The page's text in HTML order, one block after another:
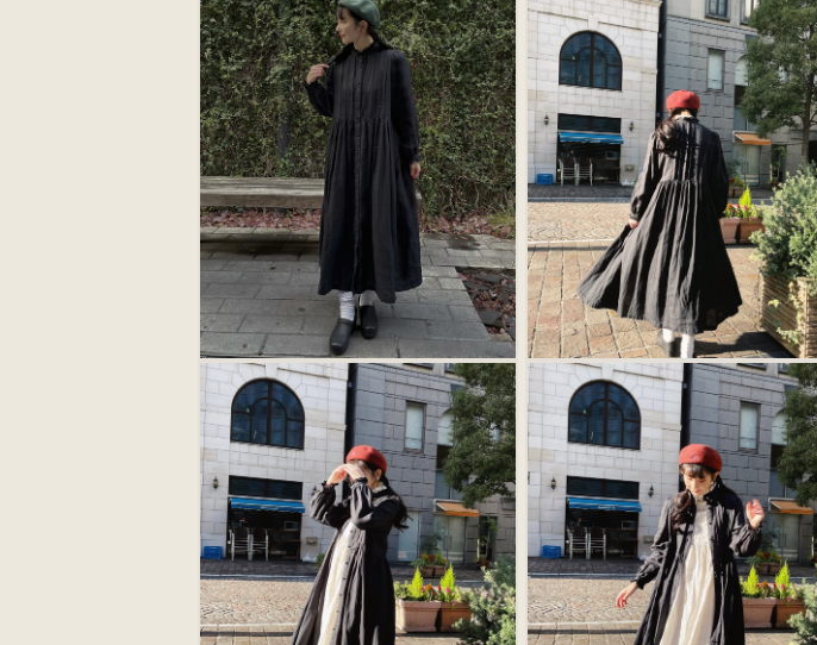
ダ
ル
で
メ
デ
ィ
ア
(6)
を
開
く
ダ
で
メ
ィ
ア
を
開
く
モ
ー
ダ
で
メ
デ
ィ
ア
(8)
を
開
く
モ
ダ
ル
で
メ
デ
ィ
ア
(9)
を
開
く